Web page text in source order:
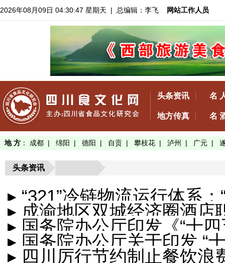
2026年08月09日 04:30:48 星期天 | 总编辑：李飞 网站工作人员
头条资讯 名
地方传真 名
地 方 ： 成都 | 绵阳 | 德阳 | 自贡 | 攀枝花 | 泸州 | 广元 |
头条资讯
▸ “321”冷链物流运行体系
▸ 成渝地区双城经济圈酒店
▸ 国务院办公厅印发《“十
▸ 国务院办公厅关于印发 “
▸ 四川厉行节约制止餐饮浪